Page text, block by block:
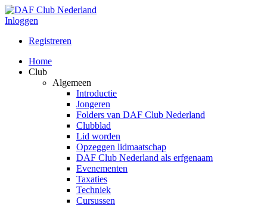
Inloggen
Registreren
Home
Club
Algemeen
Introductie
Jongeren
Folders van DAF Club Nederland
Clubblad
Lid worden
Opzeggen lidmaatschap
DAF Club Nederland als erfgenaam
Evenementen
Taxaties
Techniek
Cursussen